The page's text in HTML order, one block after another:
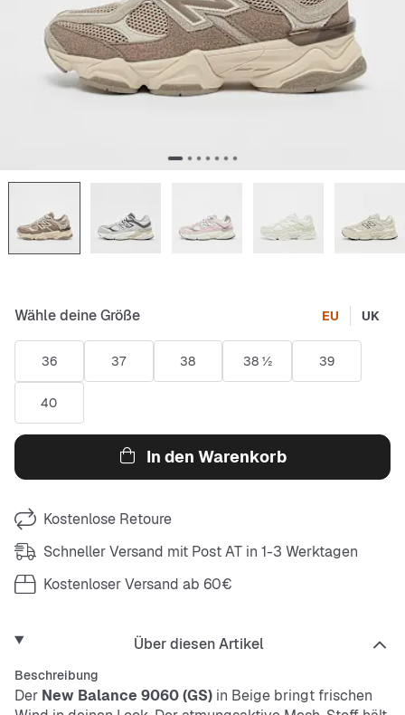
Wähle deine Größe EU UK
36 37 38 38 ½ 39
40
In den Warenkorb
Kostenlose Retoure
Schneller Versand mit Post AT in 1-3 Werktagen
Kostenloser Versand ab 60€
Über diesen Artikel
Beschreibung
Der New Balance 9060 (GS) in Beige bringt frischen